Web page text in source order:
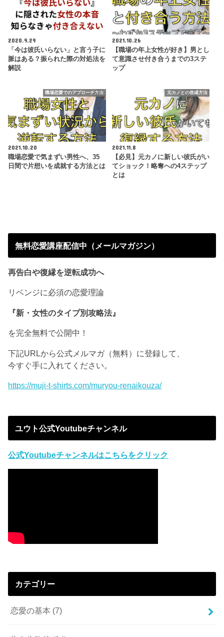
2020.9.29
「今は彼氏いらない」と言う子に
脈はある？振られた際の対処法を
解説
2021.10.26
【職場の年上女性が好き】男とし
て意識させ付き合うまでの3ステ
ップ
職場恋愛でのアプローチ方法
2021.10.20
職場恋愛で気まずい男性へ、35
日間で片想いを成就する方法とは
元カノとの復縁方法
2021.11.8
【必見】元カノに新しい彼氏がい
てショック！略奪への4ステップ
とは
無料恋愛講座配信中（メールマガジン）
再告白や復縁を逆転成功へ
リベンジに必須の恋愛理論
『新・女性のタイプ別攻略法』
を完全無料で公開中！
下記URLから公式メルマガ（無料）に登録して、
今すぐ手に入れてください。
https://muji-t-shirts.com/muryou-renaikouza/
ユウト公式Youtubeチャンネル
公式Youtubeチャンネルはこちらをクリック
カテゴリー
恋愛の基本 (7)